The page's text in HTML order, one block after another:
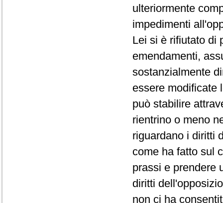
ulteriormente
impedimenti
Lei si è rifiutato di
emendamenti,
sostanzialmente
essere modificate
può stabilire
rientrino o meno
riguardano i diritti
come ha fatto sul
prassi e prendere
diritti
non ci ha